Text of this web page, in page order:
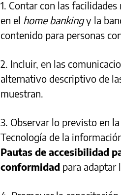
1. Contar con las
en el home bankingy la
contenido para personas
2. Incluir, en las
alternativo descriptivo de
muestran.
3. Observar lo previsto en
Tecnología de la
Pautas de accesibilidad
conformidad para adaptar